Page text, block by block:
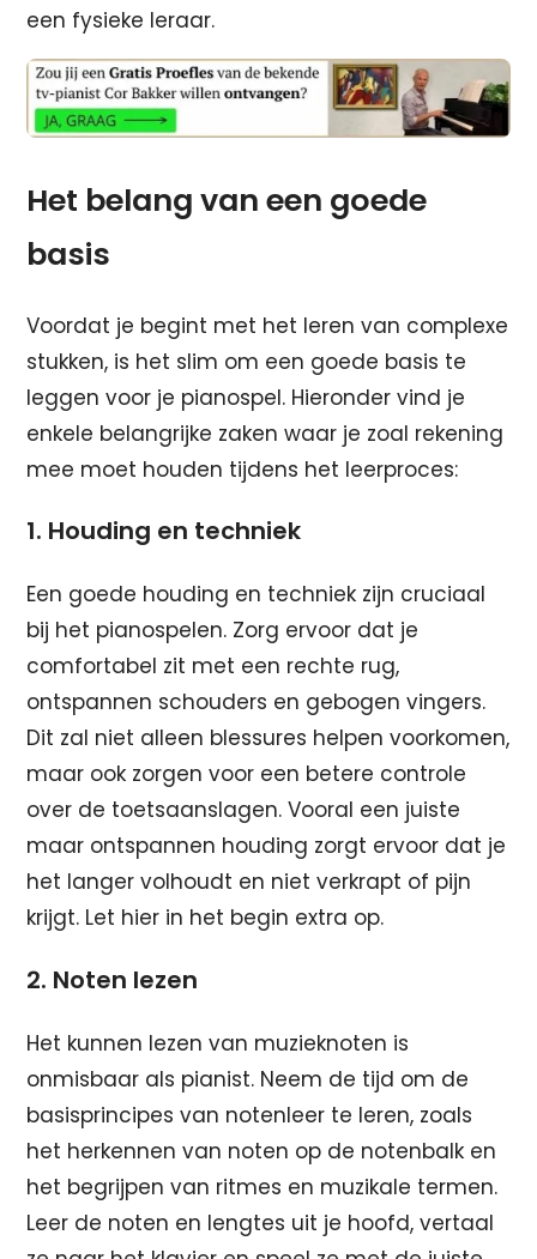
een fysieke leraar.
Het belang van een goede
basis
Voordat je begint met het leren van complexe
stukken, is het slim om een goede basis te
leggen voor je pianospel. Hieronder vind je
enkele belangrijke zaken waar je zoal rekening
mee moet houden tijdens het leerproces:
1. Houding en techniek
Een goede houding en techniek zijn cruciaal
bij het pianospelen. Zorg ervoor dat je
comfortabel zit met een rechte rug,
ontspannen schouders en gebogen vingers.
Dit zal niet alleen blessures helpen voorkomen,
maar ook zorgen voor een betere controle
over de toetsaanslagen. Vooral een juiste
maar ontspannen houding zorgt ervoor dat je
het langer volhoudt en niet verkrapt of pijn
krijgt. Let hier in het begin extra op.
2. Noten lezen
Het kunnen lezen van muzieknoten is
onmisbaar als pianist. Neem de tijd om de
basisprincipes van notenleer te leren, zoals
het herkennen van noten op de notenbalk en
het begrijpen van ritmes en muzikale termen.
Leer de noten en lengtes uit je hoofd, vertaal